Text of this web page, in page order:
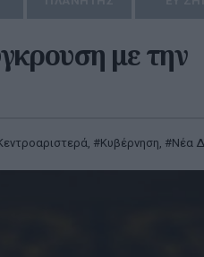
με την
, Κυβέρνηση, Νέα